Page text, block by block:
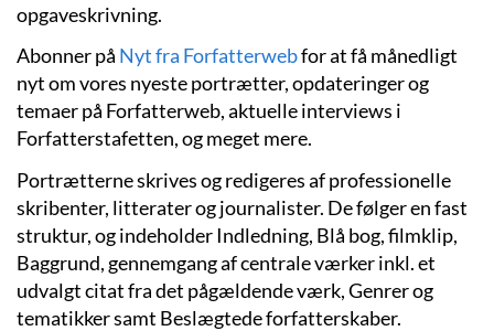
opgaveskrivning.
Abonner på Nyt fra Forfatterwebfor at få månedligt
nyt om vores nyeste portrætter, opdateringer og
temaer på Forfatterweb, aktuelle interviews i
Forfatterstafetten, og meget mere.
Portrætterne skrives og redigeres af professionelle
skribenter, litterater og journalister. De følger en fast
struktur, og indeholder Indledning, Blå bog, filmklip,
Baggrund, gennemgang af centrale værker inkl. et
udvalgt citat fra det pågældende værk, Genrer og
tematikker samt Beslægtede forfatterskaber.